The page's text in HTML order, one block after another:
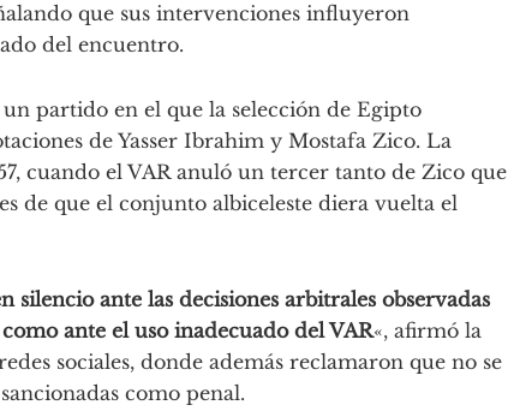
que sus intervenciones influyeron
del encuentro.
partido en el que la selección de Egipto
de Yasser Ibrahim y Mostafa Zico. La
cuando el VAR anuló un tercer tanto de Zico que
de que el conjunto albiceleste diera vuelta el
ante las decisiones arbitrales observadas
ante el uso inadecuado del VAR«, afirmó la
sociales, donde además reclamaron que no se
como penal.